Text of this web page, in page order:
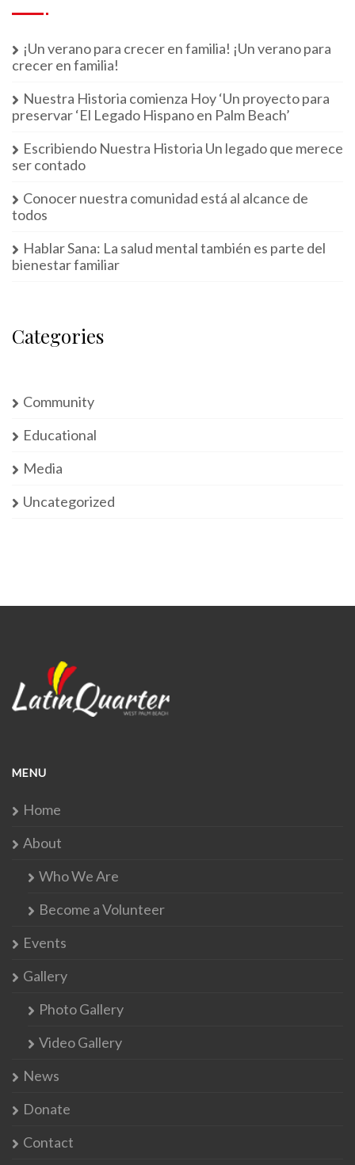
¡Un verano para crecer en familia! ¡Un verano para
crecer en familia!
Nuestra Historia comienza Hoy ‘Un proyecto para
preservar ‘El Legado Hispano en Palm Beach’
Escribiendo Nuestra Historia Un legado que merece
ser contado
Conocer nuestra comunidad está al alcance de
todos
Hablar Sana: La salud mental también es parte del
bienestar familiar
Categories
Community
Educational
Media
Uncategorized
MENU
Home
About
Who We Are
Become a Volunteer
Events
Gallery
Photo Gallery
Video Gallery
News
Donate
Contact